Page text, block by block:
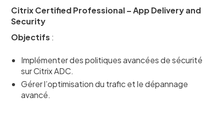
Citrix Certified Professional – App Delivery and
Security
Objectifs :
Implémenter des politiques avancées de sécurité
sur Citrix ADC.
Gérer l’optimisation du trafic et le dépannage
avancé.